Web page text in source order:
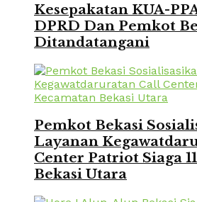
Kesepakatan KUA-
DPRD Dan Pemkot
Ditandatangani
Pemkot Bekasi
Layanan
Center Patriot Siaga
Bekasi Utara